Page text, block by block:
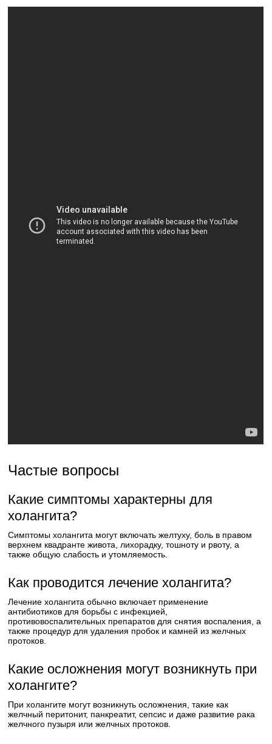
Частые вопросы
Какие симптомы характерны для
холангита?
Симптомы холангита могут включать желтуху, боль в правом
верхнем квадранте живота, лихорадку, тошноту и рвоту, а
также общую слабость и утомляемость.
Как проводится лечение холангита?
Лечение холангита обычно включает применение
антибиотиков для борьбы с инфекцией,
противовоспалительных препаратов для снятия воспаления, а
также процедур для удаления пробок и камней из желчных
протоков.
Какие осложнения могут возникнуть при
холангите?
При холангите могут возникнуть осложнения, такие как
желчный перитонит, панкреатит, сепсис и даже развитие рака
желчного пузыря или желчных протоков.